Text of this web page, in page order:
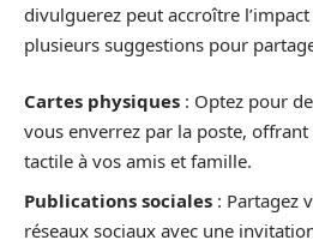
divulguerez peut accroître
plusieurs suggestions pour
Cartes physiques : Optez pour
vous enverrez par la poste,
tactile à vos amis et famille.
Publications sociales : Partagez
réseaux sociaux avec une